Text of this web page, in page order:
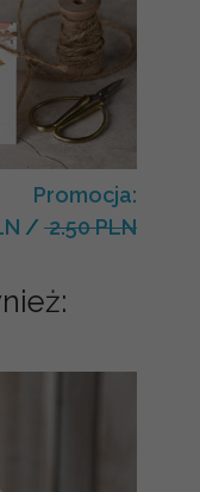
Promocja:
/ 2.50 PLN